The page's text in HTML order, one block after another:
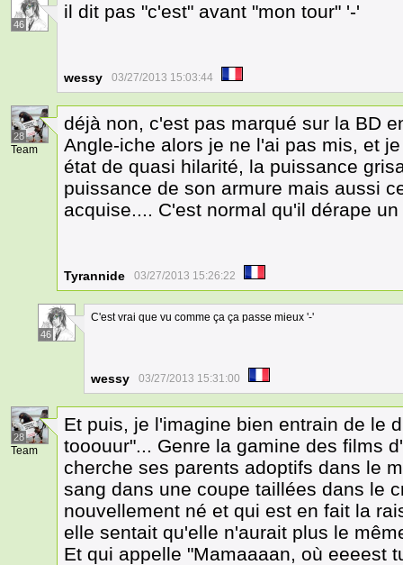
46
il dit pas "c'est" avant "mon tour" '-'
wessy 03/27/2013 15:03:44
28
Team
déjà non, c'est pas marqué sur la BD
Angle-iche alors je ne l'ai pas mis, et
état de quasi hilarité, la puissance
puissance de son armure mais aussi
acquise.... C'est normal qu'il dérape
Tyrannide 03/27/2013 15:26:22
46
C'est vrai que vu comme ça ça passe mieux '-'
wessy 03/27/2013 15:31:00
28
Team
Et puis, je l'imagine bien entrain de le
tooouur"... Genre la gamine des films
cherche ses parents adoptifs dans le
sang dans une coupe taillées dans le
nouvellement né et qui est en fait la
elle sentait qu'elle n'aurait plus le
Et qui appelle "Mamaaaan, où eeeest